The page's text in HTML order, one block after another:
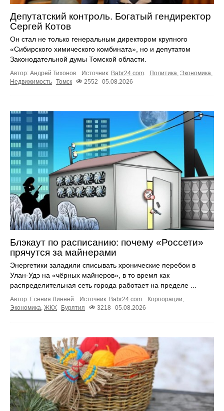
Депутатский контроль. Богатый гендиректор
Сергей Котов
Он стал не только генеральным директором крупного
«Сибирского химического комбината», но и депутатом
Законодательной думы Томской области.
Автор: Андрей Тихонов. Источник: Babr24.com. Политика, Экономика,
Недвижимость Томск 2552 05.08.2026
Блэкаут по расписанию: почему «Россети»
прячутся за майнерами
Энергетики заладили списывать хронические перебои в
Улан-Удэ на «чёрных майнеров», в то время как
распределительная сеть города работает на пределе ...
Автор: Есения Линней. Источник: Babr24.com Корпорации
Экономика ЖКХ Бурятия 3218 05.08.2026